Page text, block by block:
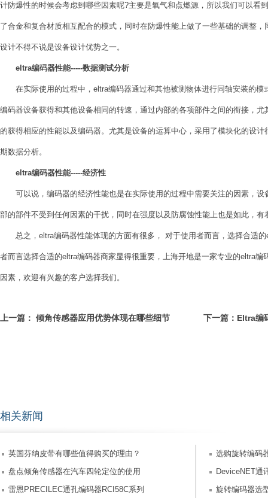
计防爆性的时候会考虑到哪些因素呢?主要是氧气和点燃源，所以我们可以看
了合金和复合材质相互配合的模式，同时在防爆性能上做了一些基础的调整
设计不得不说是设备设计优势之一。
eltra编码器性能-----数据测试分析
在实际使用的过程中，eltra编码器通过和其他被测物体进行同轴安装的模
编码器设备获得和其他设备相同的转速，通过内部的各项部件之间的衔接，
的获得相应的性能以及编码器。尤其是设备的运算中心，采用了模块化的设
期数据分析。
eltra编码器性能-----经济性
可以说，编码器的经济性能也是在实际使用的过程中需要关注的因素，设
部的部件不受到任何因素的干扰，同时在强度以及防腐蚀性能上也是如此，有
总之，eltra编码器性能体现的方面有很多， 对于使用者而言，选择合适的
者而言选择合适的eltra编码器商家显得很重要，上海开地是一家专业的eltra
因素，欢迎有兴趣的客户选择我们。
上一篇： 倾角传感器应用优势体现在哪些细节 下一篇： Eltra编
相关新闻
英国芬纳皮带有哪些值得购买的理由？
选购旋转编码
盘点倾角传感器在汽车四轮定位的使用
DeviceNET通
雷恩PRECILEC通孔编码器RCI58C系列
旋转编码器选